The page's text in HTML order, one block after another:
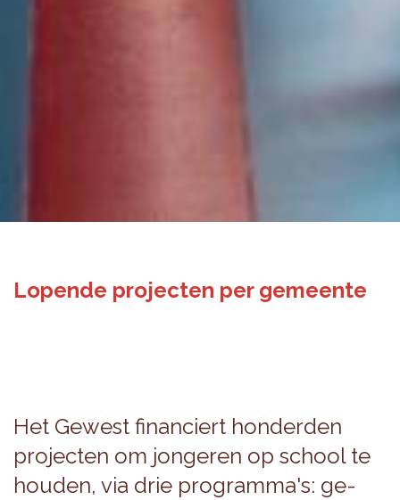
Lopende projecten per gemeente
Het Ge­west fi­nan­ciert hon­der­den
pro­jec­ten om jon­ge­ren op school te
hou­den, via drie pro­gram­ma's: ge­